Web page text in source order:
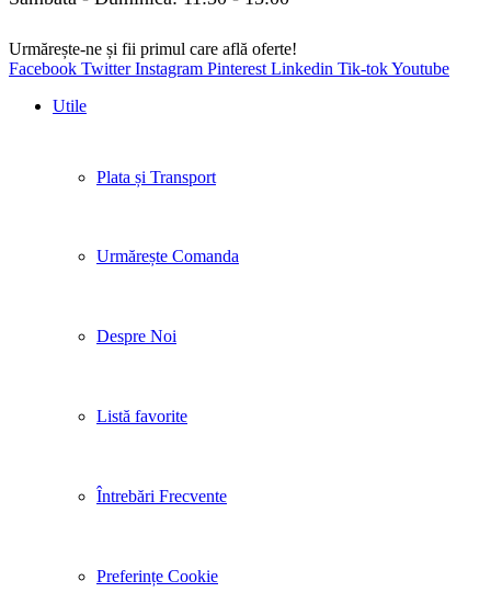
Urmărește-ne și fii primul care află oferte!
Facebook Twitter Instagram Pinterest Linkedin Tik-tokYoutube
Utile
Plata și Transport
Urmărește Comanda
Despre Noi
Listă favorite
Întrebări Frecvente
Preferințe Cookie